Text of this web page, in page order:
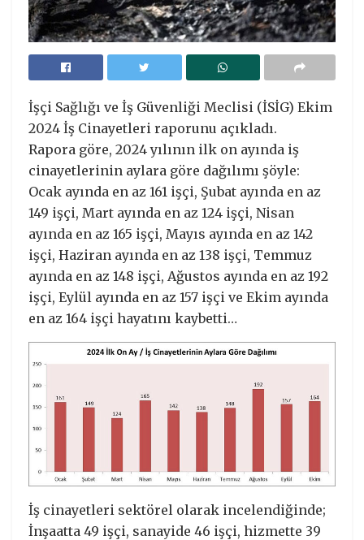
İşçi Sağlığı ve İş Güvenliği Meclisi (İSİG) Ekim
2024 İş Cinayetleri raporunu açıkladı.
Rapora göre, 2024 yılının ilk on ayında iş
cinayetlerinin aylara göre dağılımı şöyle:
Ocak ayında en az 161 işçi, Şubat ayında en az
149 işçi, Mart ayında en az 124 işçi, Nisan
ayında en az 165 işçi, Mayıs ayında en az 142
işçi, Haziran ayında en az 138 işçi, Temmuz
ayında en az 148 işçi, Ağustos ayında en az 192
işçi, Eylül ayında en az 157 işçi ve Ekim ayında
en az 164 işçi hayatını kaybetti…
İş cinayetleri sektörel olarak incelendiğinde;
İnşaatta 49 işçi, sanayide 46 işçi, hizmette 39